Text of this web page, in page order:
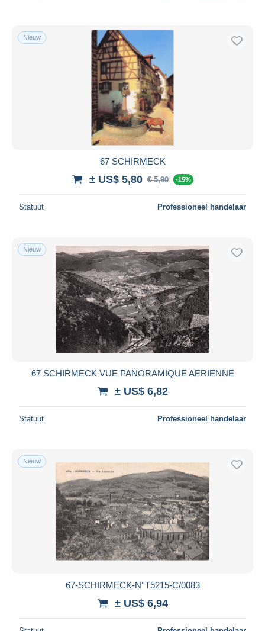
Nieuw
67 SCHIRMECK
± US$ 5,80 € 5,90 -15%
Statuut Professioneel handelaar
Nieuw
67 SCHIRMECK VUE PANORAMIQUE AERIENNE
± US$ 6,82
Statuut Professioneel handelaar
Nieuw
67-SCHIRMECK-N°T5215-C/0083
± US$ 6,94